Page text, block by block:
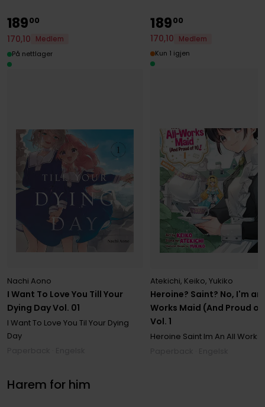
I Want To Love You Till Your
Dying Day Vol. 01
Nachi Aono
I Want To Love You Til Your Dying
Day
18900
170,10
Medlem
På nettlager
Heroine? Saint? No, I'm
Works Maid (And Proud
Vol. 1
Atekichi, Keiko,Yukiko
Heroine Saint Im An All Works
18900
170,10
Medlem
Kun 1 igjen
Harem for him